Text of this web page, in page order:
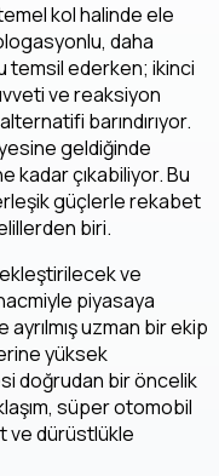
kol halinde ele
daha
temsil ederken; ikinci
ve reaksiyon
barındırıyor.
geldiğinde
kadar çıkabiliyor. Bu
güçlerle rekabet
biri.
ve
piyasaya
ayrılmış uzman bir ekip
yüksek
doğrudan bir öncelik
süper otomobil
ve dürüstlükle